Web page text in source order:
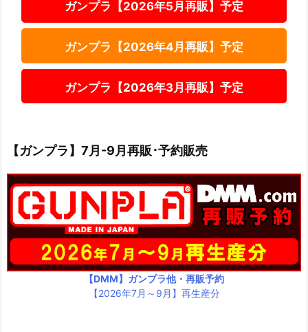
ガンプラ【2026年5月再販】予定
ガンプラ【2026年4月再販】予定
ガンプラ【2026年3月再販】予定
【ガンプラ】7月-9月再販･予約販売
【DMM】ガンプラ他・再販予約
【2026年7月～9月】再生産分